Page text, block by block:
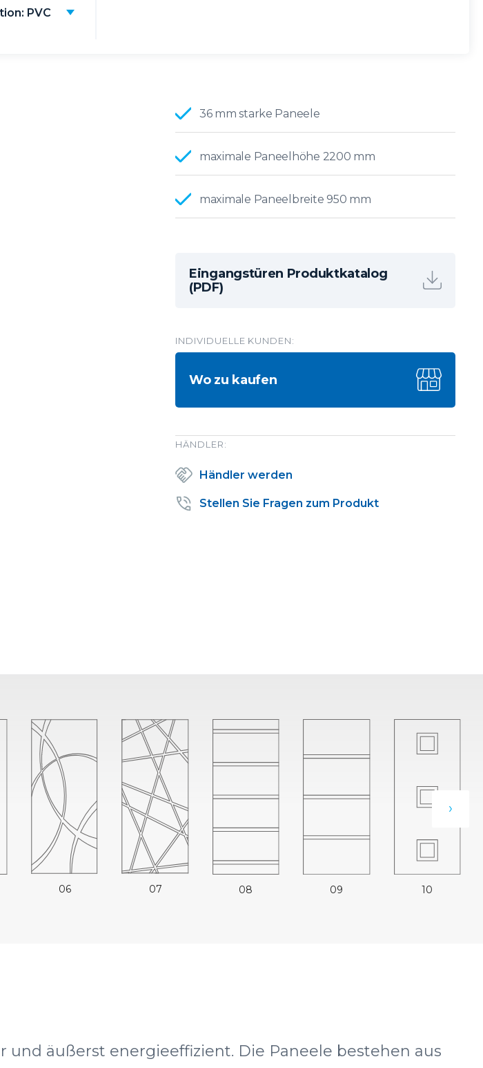
PVC
36 mm starke Paneele
maximale Paneelhöhe 2200 mm
maximale Paneelbreite 950 mm
Eingangstüren Produktkatalog
(PDF)
INDIVIDUELLE KUNDEN:
Wo zu kaufen
HÄNDLER:
Händler werden
Stellen Sie Fragen zum Produkt
06 07 08 09 10
›
äußerst energieeffizient. Die Paneele bestehen aus